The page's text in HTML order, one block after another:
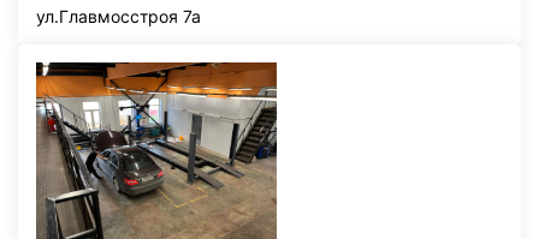
ул.Главмосстроя 7а